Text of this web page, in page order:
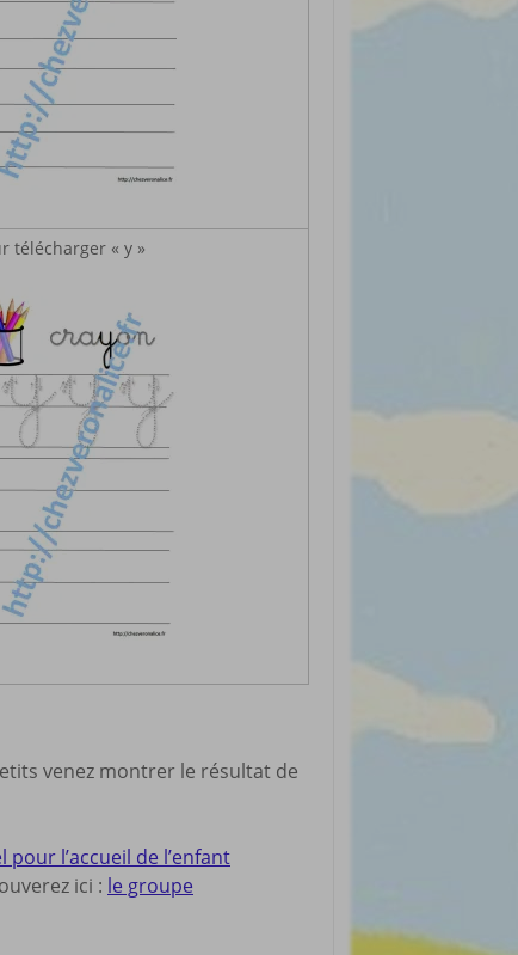
télécharger « y »
venez montrer le résultat de
l’accueil de l’enfant
ici : le groupe